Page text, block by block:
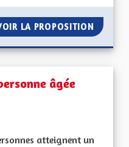
LA PROPOSITION
âgée
atteignent un